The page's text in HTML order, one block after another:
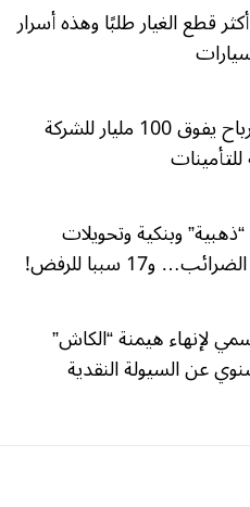
قطع الغيار طلبًا وهذه أسرار
صافي أرباح يفوق 100 مليار للشركة
للتأمينات
وبنكية وتحويلات
و17 سببا للرفض!
لإنهاء هيمنة “الكاش”
عن السيولة النقدية